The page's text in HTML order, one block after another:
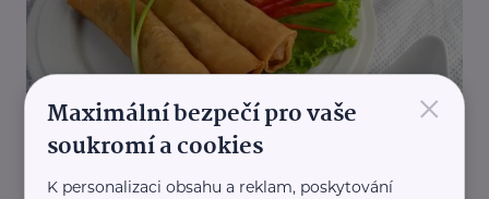
Redakce eMaminy.cz
Domácí thajské závitky
×
Maximální bezpečí pro vaše
soukromí a cookies
K personalizaci obsahu a reklam, poskytování